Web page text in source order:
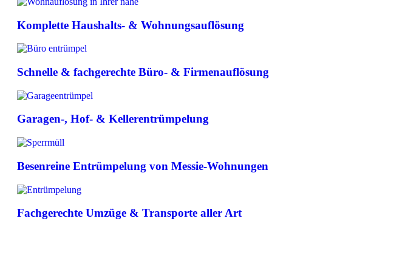
Komplette Haushalts- & Wohnungsauflösung
Schnelle & fachgerechte Büro- & Firmenauflösung
Garagen-, Hof- & Kellerentrümpelung
Besenreine Entrümpelung von Messie-Wohnungen
Fachgerechte Umzüge & Transporte aller Art